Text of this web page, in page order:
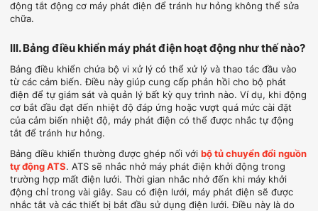
động tắt động cơ máy phát điện để tránh hư hỏng không thể sửa
chữa.
III. Bảng điều khiển máy phát điện hoạt động như thế nào?
Bảng điều khiển chứa bộ vi xử lý có thể xử lý và thao tác đầu vào
từ các cảm biến. Điều này giúp cung cấp phản hồi cho bộ phát
điện để tự giám sát và quản lý bất kỳ quy trình nào. Ví dụ, khi động
cơ bắt đầu đạt đến nhiệt độ đáp ứng hoặc vượt quá mức cài đặt
của cảm biến nhiệt độ, máy phát điện có thể được nhắc tự động
tắt để tránh hư hỏng.
Bảng điều khiển thường được ghép nối vớibộ tủ chuyển đổi nguồn
tự động ATS. ATS sẽ nhắc nhở máy phát điện khởi động trong
trường hợp mất điện lưới. Thời gian nhắc nhở đến khi máy khởi
động chỉ trong vài giây. Sau có điện lưới, máy phát điện sẽ được
nhắc tắt và các thiết bị bắt đầu sử dụng điện lưới. Điều này là do